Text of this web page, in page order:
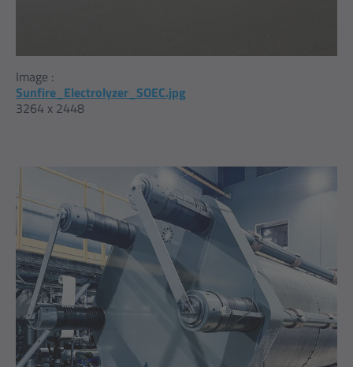
Image :
Sunfire_Electrolyzer_SOEC.jpg
3264 x 2448